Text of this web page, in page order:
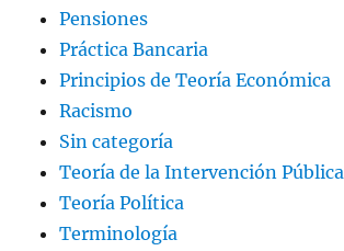
Pensiones
Práctica Bancaria
Principios de Teoría Económica
Racismo
Sin categoría
Teoría de la Intervención Pública
Teoría Política
Terminología